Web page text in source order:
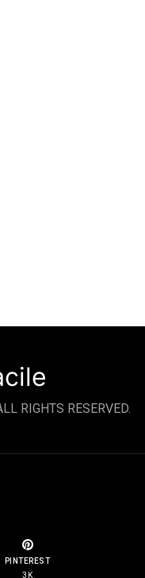
RIGHTS RESERVED.
PINTEREST
3K